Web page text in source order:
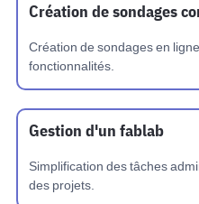
Création de sondages
Création de sondages en
fonctionnalités.
Gestion d'un fablab
Simplification des tâches
des projets.